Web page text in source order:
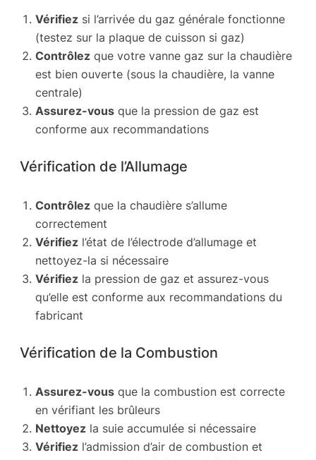
Vérifiez si l’arrivée du gaz générale fonctionne
(testez sur la plaque de cuisson si gaz)
Contrôlez que votre vanne gaz sur la chaudière
est bien ouverte (sous la chaudière, la vanne
centrale)
Assurez-vous que la pression de gaz est
conforme aux recommandations
Vérification de l’Allumage
Contrôlez que la chaudière s’allume
correctement
Vérifiez l’état de l’électrode d’allumage et
nettoyez-la si nécessaire
Vérifiez la pression de gaz et assurez-vous
qu’elle est conforme aux recommandations du
fabricant
Vérification de la Combustion
Assurez-vous que la combustion est correcte
en vérifiant les brûleurs
Nettoyez la suie accumulée si nécessaire
Vérifiez l’admission d’air de combustion et